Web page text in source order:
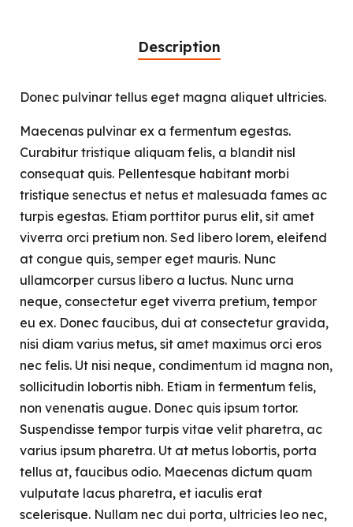
Description
Donec pulvinar tellus eget magna aliquet ultricies.
Maecenas pulvinar ex a fermentum egestas.
Curabitur tristique aliquam felis, a blandit nisl
consequat quis. Pellentesque habitant morbi
tristique senectus et netus et malesuada fames ac
turpis egestas. Etiam porttitor purus elit, sit amet
viverra orci pretium non. Sed libero lorem, eleifend
at congue quis, semper eget mauris. Nunc
ullamcorper cursus libero a luctus. Nunc urna
neque, consectetur eget viverra pretium, tempor
eu ex. Donec faucibus, dui at consectetur gravida,
nisi diam varius metus, sit amet maximus orci eros
nec felis. Ut nisi neque, condimentum id magna non,
sollicitudin lobortis nibh. Etiam in fermentum felis,
non venenatis augue. Donec quis ipsum tortor.
Suspendisse tempor turpis vitae velit pharetra, ac
varius ipsum pharetra. Ut at metus lobortis, porta
tellus at, faucibus odio. Maecenas dictum quam
vulputate lacus pharetra, et iaculis erat
scelerisque. Nullam nec dui porta, ultricies leo nec,